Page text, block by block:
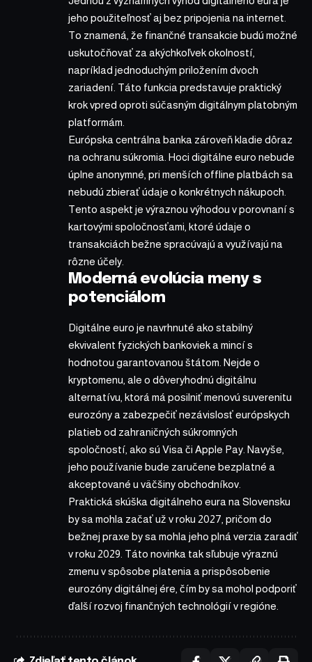
jeho použiteľnosť aj bez pripojenia na internet.
To znamená, že finančné transakcie budú možné
uskutočňovať za akýchkoľvek okolností,
napríklad jednoduchým priložením dvoch
zariadení. Táto funkcia predstavuje praktický
krok vpred oproti súčasným digitálnym platobným
platformám.
Európska centrálna banka zároveň kladie dôraz
na ochranu súkromia. Hoci digitálne euro nebude
úplne anonymné, pri menších offline platbách sa
nebudú zbierať údaje o konkrétnych nákupoch.
Tento aspekt je výraznou výhodou v porovnaní s
kartovými spoločnosťami, ktoré údaje o
transakciách bežne spracúvajú a využívajú na
rôzne účely.
Moderná evolúcia meny s
potenciálom
Digitálne euro je navrhnuté ako stabilný
ekvivalent fyzických bankoviek a mincí s
hodnotou garantovanou štátom. Nejde o
kryptomenu, ale o dôveryhodnú digitálnu
alternatívu, ktorá má posilniť menovú suverenitu
eurozóny a zabezpečiť nezávislosť európskych
platieb od zahraničných súkromných
spoločností, ako sú Visa či Apple Pay. Navyše,
jeho používanie bude zaručene bezplatné a
akceptované u väčšiny obchodníkov.
Praktická skúška digitálneho eura na Slovensku
by sa mohla začať už v roku 2027, pričom do
bežnej praxe by sa mohla jeho plná verzia zaradiť
v roku 2029. Táto novinka tak sľubuje výraznú
zmenu v spôsobe platenia a prispôsobenie
eurozóny digitálnej ére, čím by sa mohol podporiť
ďalší rozvoj finančných technológií v regióne.